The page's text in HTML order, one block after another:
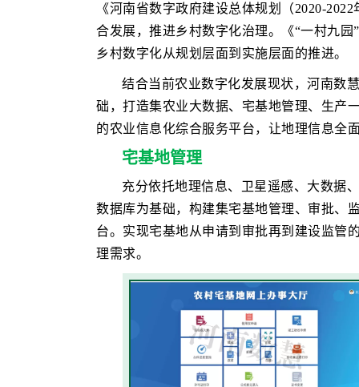
《河南省数字政府建设总体规划（2020-
合发展，推进乡村数字化治理。《“一村九
乡村数字化从规划层面到实施层面的推进。
结合当前农业数字化发展现状，河南数
础，打造集农业大数据、宅基地管理、生产
的农业信息化综合服务平台，让地理信息全
宅基地管理
充分依托地理信息、卫星遥感、大数据
数据库为基础，构建集宅基地管理、审批、
台。实现宅基地从申请到审批再到建设监管
理需求。